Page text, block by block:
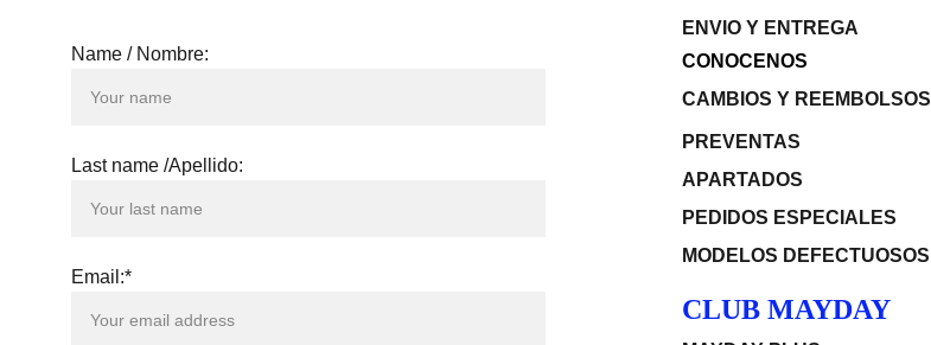
CONOCENOS
Name / Nombre:
Last name /Apellido:
Email:*
ENVIO Y ENTREGA
CAMBIOS Y REEMBOLSOS
PREVENTAS
APARTADOS
PEDIDOS ESPECIALES
MODELOS DEFECTUOSOS
CLUB MAYDAY